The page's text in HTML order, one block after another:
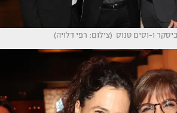
ו-וסים טנוס (צילום: רפי דלויה)